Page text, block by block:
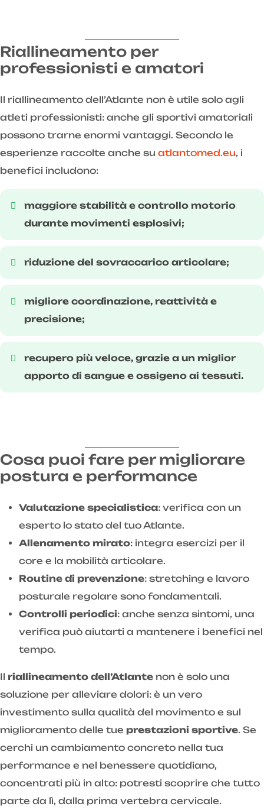
Riallineamento per
professionisti e amatori
Il riallineamento dell’Atlante non è utile solo agli
atleti professionisti: anche gli sportivi amatoriali
possono trarne enormi vantaggi. Secondo le
esperienze raccolte anche su atlantomed.eu, i
benefici includono:
maggiore stabilità e controllo motorio
durante movimenti esplosivi;
riduzione del sovraccarico articolare;
migliore coordinazione, reattività e
precisione;
recupero più veloce, grazie a un miglior
apporto di sangue e ossigeno ai tessuti.
Cosa puoi fare per migliorare
postura e performance
Valutazione specialistica: verifica con un
esperto lo stato del tuo Atlante.
Allenamento mirato: integra esercizi per il
core e la mobilità articolare.
Routine di prevenzione: stretching e lavoro
posturale regolare sono fondamentali.
Controlli periodici: anche senza sintomi, una
verifica può aiutarti a mantenere i benefici nel
tempo.
Il riallineamento dell’Atlante non è solo una
soluzione per alleviare dolori: è un vero
investimento sulla qualità del movimento e sul
miglioramento delle tue prestazioni sportive. Se
cerchi un cambiamento concreto nella tua
performance e nel benessere quotidiano,
concentrati più in alto: potresti scoprire che tutto
parte da lì, dalla prima vertebra cervicale.